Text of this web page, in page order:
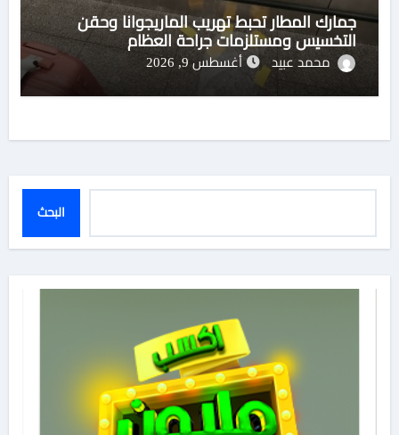
جمارك المطار تحبط تهريب الماريجوانا وحقن
التخسيس ومستلزمات جراحة العظام
محمد عبيد أغسطس 9, 2026
البحث